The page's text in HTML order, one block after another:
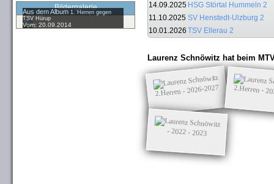
Bildergalerie
Aus dem Album1. Herren gegen
TSV Hürup
Vom: 20.09.2014
14.09.2025 HSG Störtal Hummeln 2
11.10.2025 SV Henstedt-Ulzburg 2
10.01.2026 TSV Ellerau 2
Laurenz Schnöwitz hat beim
2.Herren - 2026-2027 2.Herren -
- 2022 - 2023